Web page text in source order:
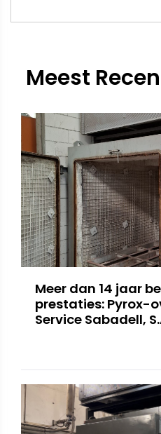
Meest
Meer dan 14 jaar
prestaties: Pyrox-
Service Sabadell,